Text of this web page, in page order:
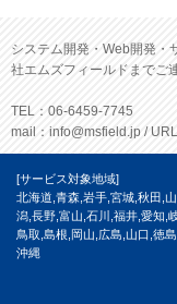
システム開発・Web開発・
社エムズフィールドまでご
TEL：06-6459-7745
mail：info@msfield.jp /
[サービス対象地域]
北海道,青森,岩手,宮城,秋田,
潟,長野,富山,石川,福井,愛知,
鳥取,島根,岡山,広島,山口,徳
沖縄